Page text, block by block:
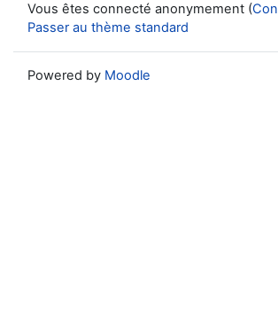
Vous êtes connecté anonymement (
Passer au thème standard
Powered by Moodle